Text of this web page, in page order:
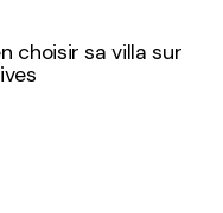
choisir sa villa sur